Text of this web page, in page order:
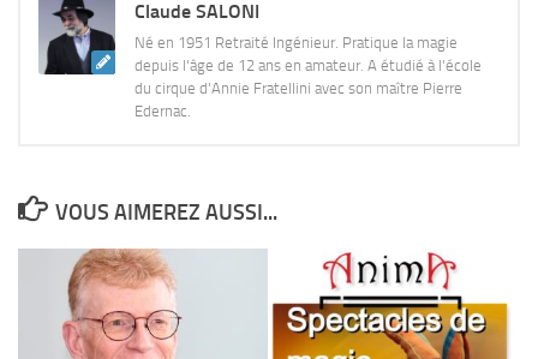
Claude SALONI
Né en 1951 Retraité Ingénieur. Pratique la magie
depuis l'âge de 12 ans en amateur. A étudié à l'école
du cirque d'Annie Fratellini avec son maître Pierre
Edernac.
VOUS AIMEREZ AUSSI...